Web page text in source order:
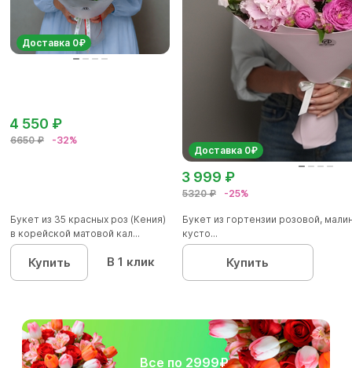
Доставка 0₽
6650 ₽ -32%
4 550 ₽
Букет из 35 красных роз (Кения)
в корейской матовой кал...
Купить В 1 клик
Доставка 0₽
5320 ₽ -25%
3 999 ₽
Букет из гортензии розовой,
кусто...
Купить
Все по 2999₽